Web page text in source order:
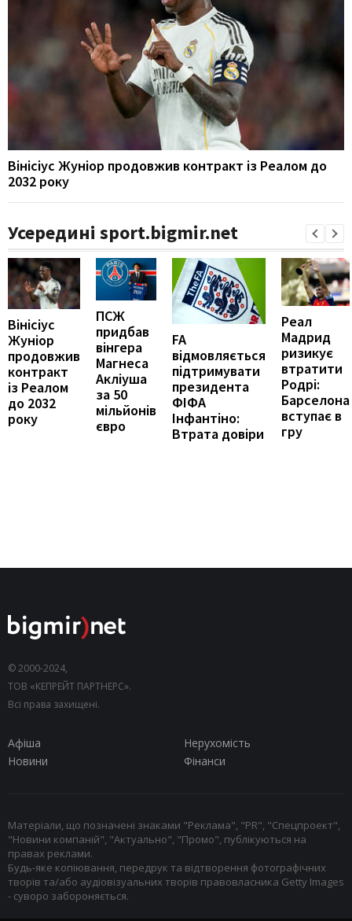
Вінісіус Жуніор продовжив контракт із Реалом до
2032 року
Усередині sport.bigmir.net
Вінісіус
Жуніор
продовжив
контракт
із Реалом
до 2032
року
ПСЖ
придбав
вінгера
Магнеса
Акліуша
за 50
мільйонів
євро
FA
відмовляється
підтримувати
президента
ФІФА
Інфантіно:
Втрата довіри
Реал
Мадрид
ризикує
втратити
Родрі:
Барселона
вступає в
гру
© 2000-2024,
ТОВ «КЕПРЕЙТ ПАРТНЕРС».
Всі права захищені.
Афіша
Нерухомість
Новини
Фінанси
Матеріали, що позначені знаками "Реклама", "PR", "Спецпроект",
"Новини компаній", "Актуально", "Промо", публікуються на
правах реклами.
Будь-яке копіювання, передрук та відтворення фотографічних
творів та/або аудіовізуальних творів правовласника Getty Images
- суворо забороняється.